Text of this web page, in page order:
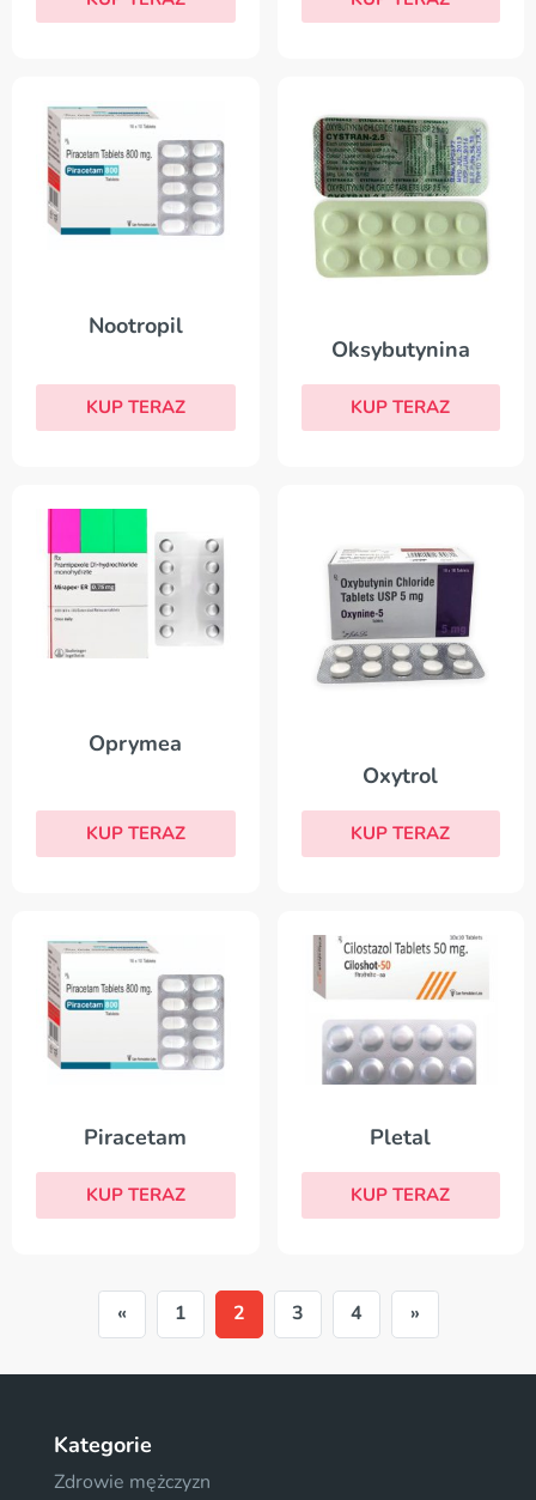
Nootropil
KUP TERAZ
Oksybutynina
KUP TERAZ
Oprymea
KUP TERAZ
Oxytrol
KUP TERAZ
Piracetam
KUP TERAZ
Pletal
KUP TERAZ
« 1 2 3 4 »
Kategorie
Zdrowie mężczyzn